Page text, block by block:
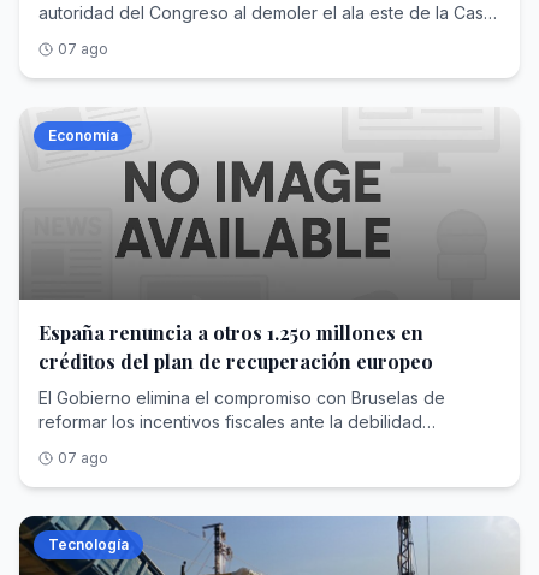
autoridad del Congreso al demoler el ala este de la Casa
pueda presentar un recurso al Tribunal Supremo
07 ago
Economía
España renuncia a otros 1.250 millones en
créditos del plan de recuperación europeo
El Gobierno elimina el compromiso con Bruselas de
reformar los incentivos fiscales ante la debilidad
07 ago
Tecnología